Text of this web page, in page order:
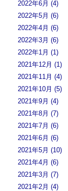
2022年6月 (4)
2022年5月 (6)
2022年4月 (6)
2022年3月 (6)
2022年1月 (1)
2021年12月 (1)
2021年11月 (4)
2021年10月 (5)
2021年9月 (4)
2021年8月 (7)
2021年7月 (6)
2021年6月 (6)
2021年5月 (10)
2021年4月 (6)
2021年3月 (7)
2021年2月 (4)